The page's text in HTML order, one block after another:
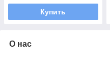
Купить
О нас